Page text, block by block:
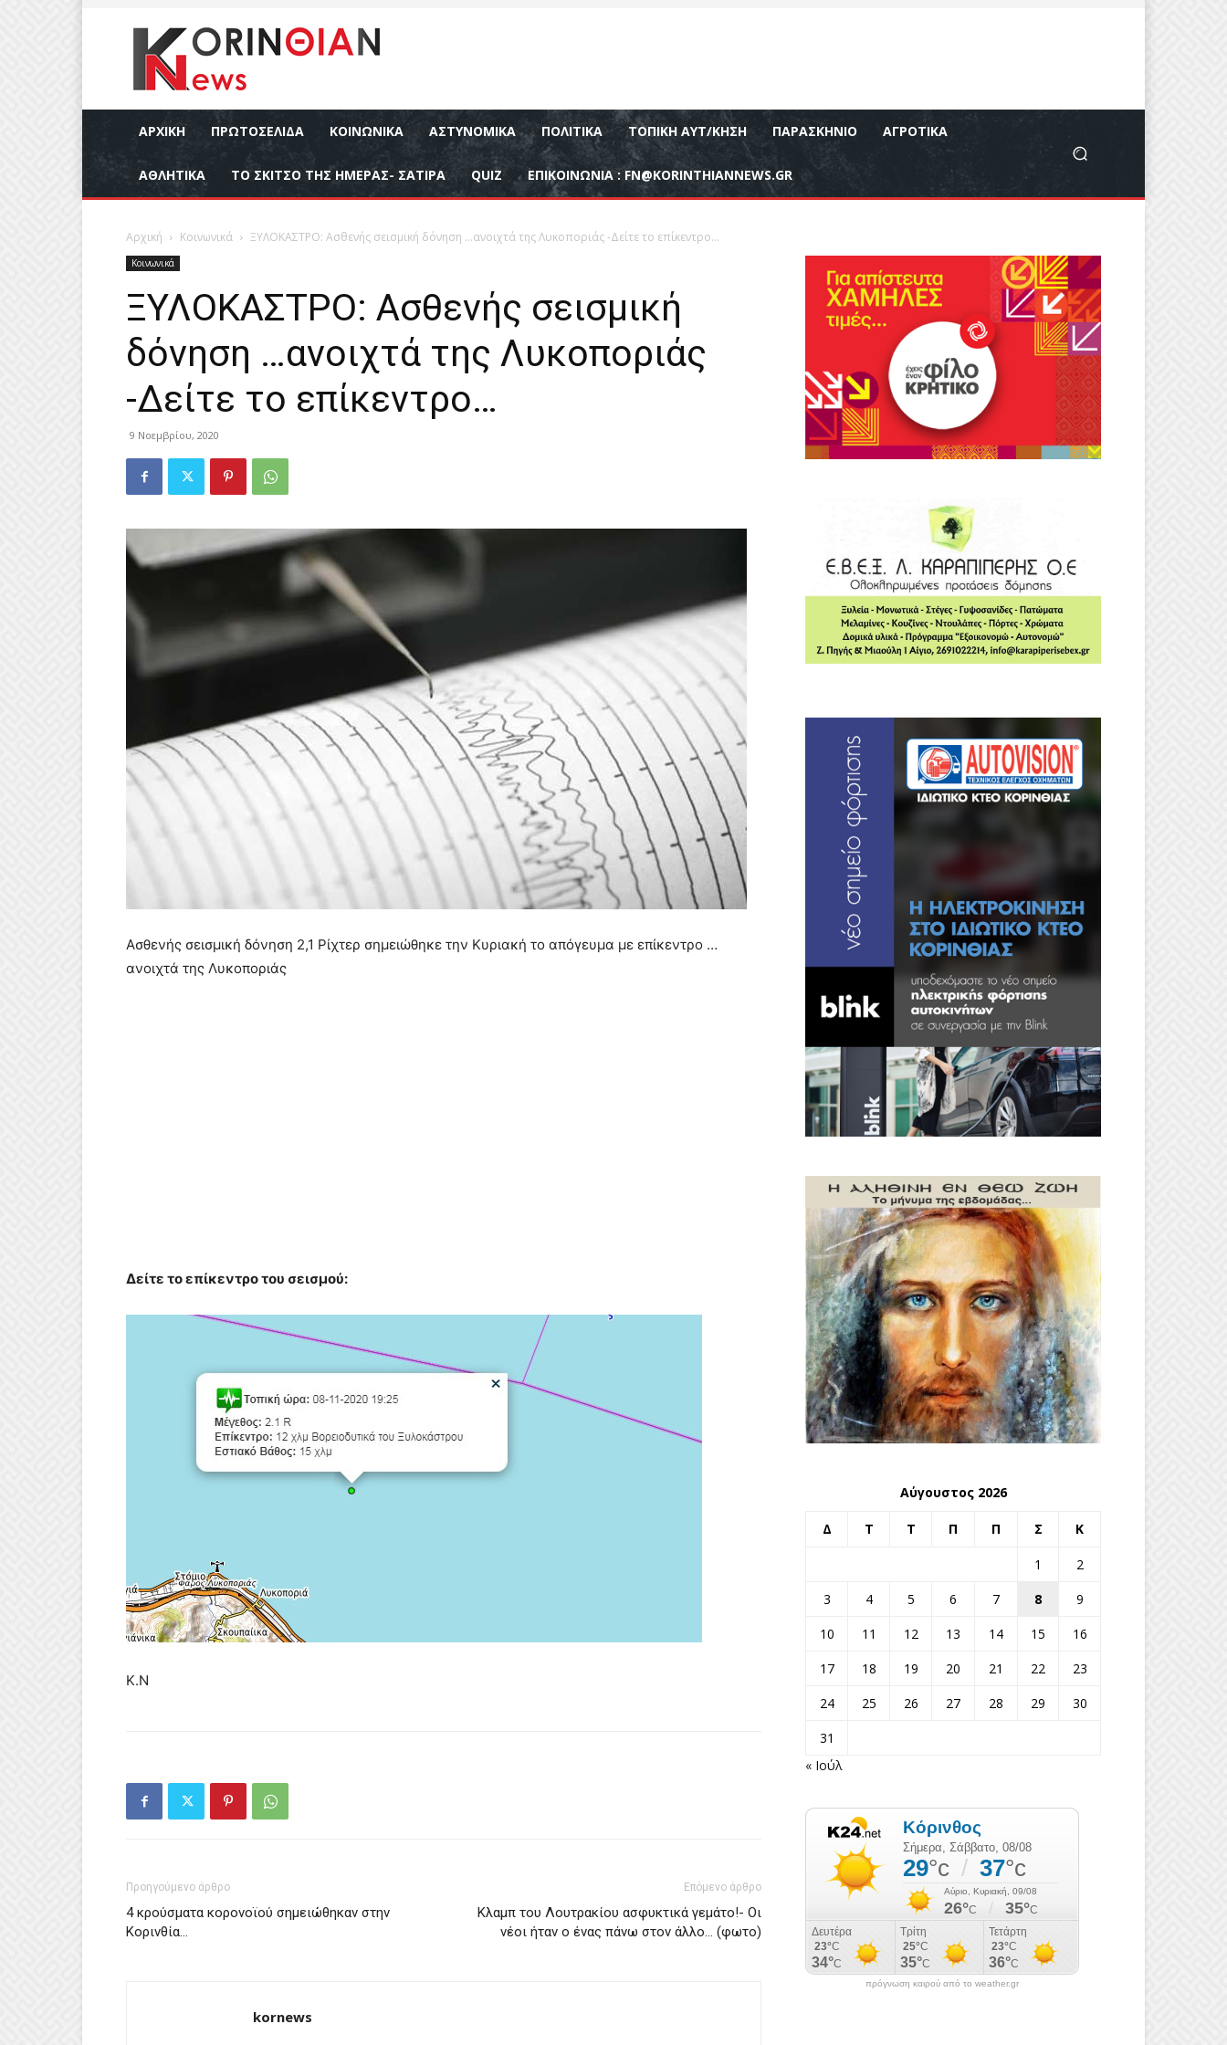
ΑΡΧΙΚΉ ΠΡΩΤΟΣΕΛΙΔΑ ΚΟΙΝΩΝΙΚΆ ΑΣΤΥΝΟΜΙΚΆ ΠΟΛΙΤΙΚΆ ΤΟΠΙΚΉ ΑΥΤ/ΚΗΣΗ ΠΑΡΑΣΚΉΝΙΟ ΑΓΡΟΤΙΚΆ
ΑΘΛΗΤΙΚΆ ΤΟ ΣΚΙΤΣΟ ΤΗΣ ΗΜΕΡΑΣ- ΣΑΤΙΡΑ QUIZ ΕΠΙΚΟΙΝΩΝΊΑ : FN@KORINTHIANNEWS.GR
Αρχική Κοινωνικά ΞΥΛΟΚΑΣΤΡΟ: Ασθενής σεισμική δόνηση …ανοιχτά της Λυκοποριάς -Δείτε το επίκεντρο…
Κοινωνικά
ΞΥΛΟΚΑΣΤΡΟ: Ασθενής σεισμική
δόνηση …ανοιχτά της Λυκοποριάς
-Δείτε το επίκεντρο…
9 Νοεμβρίου, 2020
Ασθενής σεισμική δόνηση 2,1 Ρίχτερ σημειώθηκε την Κυριακή το απόγευμα με επίκεντρο …
ανοιχτά της Λυκοποριάς
Δείτε το επίκεντρο του σεισμού:
Κ.Ν
Προηγούμενο άρθρο
4 κρούσματα κορονοϊού σημειώθηκαν στην
Κορινθία…
Επόμενο άρθρο
Κλαμπ του Λουτρακίου ασφυκτικά γεμάτο!- Οι
νέοι ήταν ο ένας πάνω στον άλλο… (φωτο)
kornews
Αύγουστος 2026
Δ Τ Τ Π Π Σ Κ
1
2
3
4 5 6 7 8
9
10
11 12 13 14 15
16
17
18 19 20 21 22
23
24
25 26 27 28 29
30
31
« Ιούλ
πρόγνωση καιρού από το weather.gr